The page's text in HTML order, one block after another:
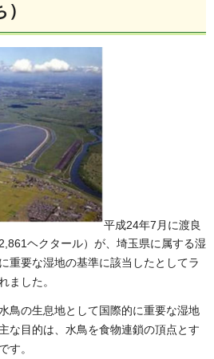
平成24年7月に渡良
ヘクタール）が、埼玉県に属する湿
重要な湿地の基準に該当したとしてラ
ました。
鳥の生息地として国際的に重要な湿地
な目的は、水鳥を食物連鎖の頂点とす
す。